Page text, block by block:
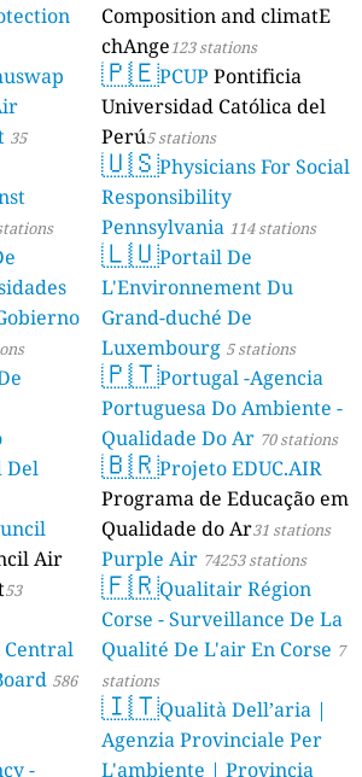
35
Del
Air
53
Central
586
-
Composition and climatE
chAnge123 stations
🇵🇪PCUP Pontificia
Universidad Católica del
Perú5 stations
🇺🇸Physicians For Social
Responsibility
Pennsylvania 114 stations
🇱🇺Portail De
L'Environnement Du
Grand-duché De
Luxembourg 5 stations
🇵🇹Portugal -Agencia
Portuguesa Do Ambiente -
Qualidade Do Ar 70 stations
🇧🇷Projeto EDUC.AIR
Programa de Educação em
Qualidade do Ar31 stations
Purple Air 74253 stations
🇫🇷Qualitair Région
Corse - Surveillance De La
Qualité De L'air En Corse 7
stations
🇮🇹Qualità Dell’aria |
Agenzia Provinciale Per
L'ambiente | Provincia